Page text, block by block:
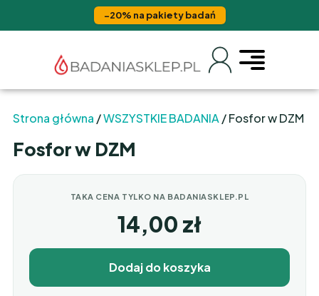
−20% na pakiety badań
Strona główna /WSZYSTKIE BADANIA / Fosfor w DZM
Fosfor w DZM
TAKA CENA TYLKO NA BADANIASKLEP.PL
14,00 zł
Dodaj do koszyka